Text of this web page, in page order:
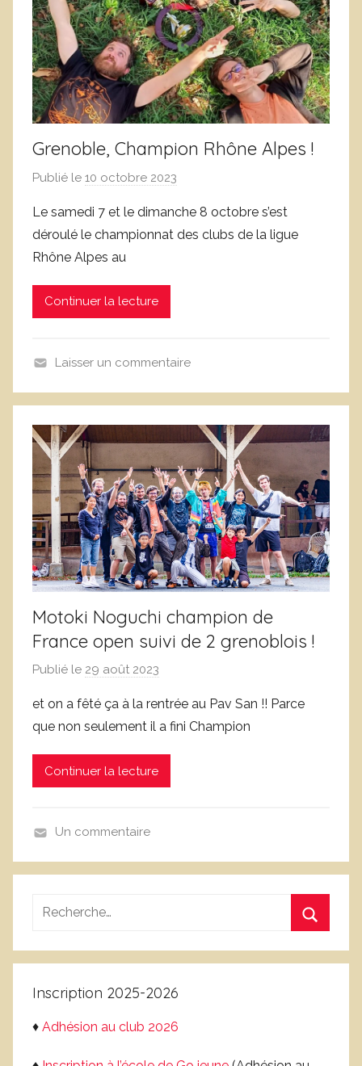
Grenoble, Champion Rhône Alpes !
Publié le 10 octobre 2023
r
L
f
b
v
e
Le samedi 7 et le dimanche 8 octobre s’est
déroulé le championnat des clubs de la ligue
Rhône Alpes au
Continuer la lecture
i
l
a
n
Laisser un commentaire
Motoki Noguchi champion de
France open suivi de 2 grenoblois !
Publié le 29 août 2023
r
L
o
f
e
e
et on a fêté ça à la rentrée au Pav San !! Parce
que non seulement il a fini Champion
Continuer la lecture
l
t
n
Un commentaire
Recherche
:
Inscription 2025-2026
♦ Adhésion au club 2026